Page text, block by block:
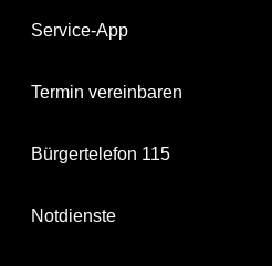
Service-App
Termin vereinbaren
Bürgertelefon 115
Notdienste